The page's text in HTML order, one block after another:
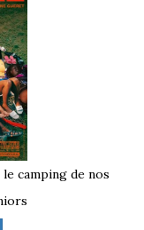
camping de nos